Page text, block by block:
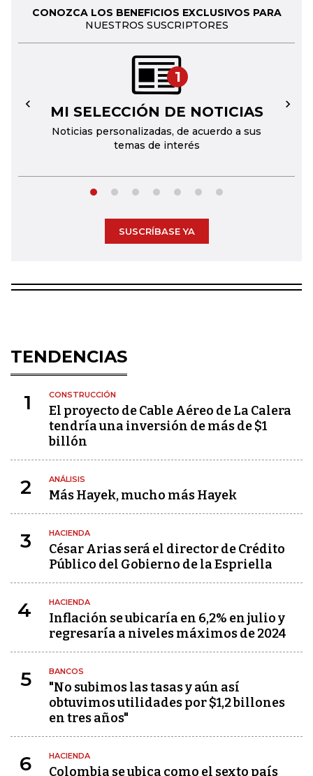
CONOZCA LOS BENEFICIOS EXCLUSIVOS PARA
NUESTROS SUSCRIPTORES
1
MI SELECCIÓN DE NOTICIAS
Noticias personalizadas, de acuerdo a sus
temas de interés
← →
SUSCRÍBASE YA
TENDENCIAS
1 CONSTRUCCIÓN
El proyecto de Cable Aéreo de La Calera
tendría una inversión de más de $1
billón
2 ANÁLISIS
Más Hayek, mucho más Hayek
3 HACIENDA
César Arias será el director de Crédito
Público del Gobierno de la Espriella
4 HACIENDA
Inflación se ubicaría en 6,2% en julio y
regresaría a niveles máximos de 2024
5 BANCOS
"No subimos las tasas y aún así
obtuvimos utilidades por $1,2 billones
en tres años"
6 HACIENDA
Colombia se ubica como el sexto país